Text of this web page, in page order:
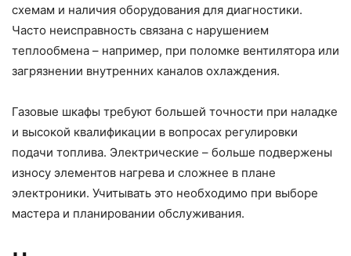
схемам и наличия оборудования для диагностики.
Часто неисправность связана с нарушением
теплообмена – например, при поломке вентилятора или
загрязнении внутренних каналов охлаждения.
Газовые шкафы требуют большей точности при наладке
и высокой квалификации в вопросах регулировки
подачи топлива. Электрические – больше подвержены
износу элементов нагрева и сложнее в плане
электроники. Учитывать это необходимо при выборе
мастера и планировании обслуживания.